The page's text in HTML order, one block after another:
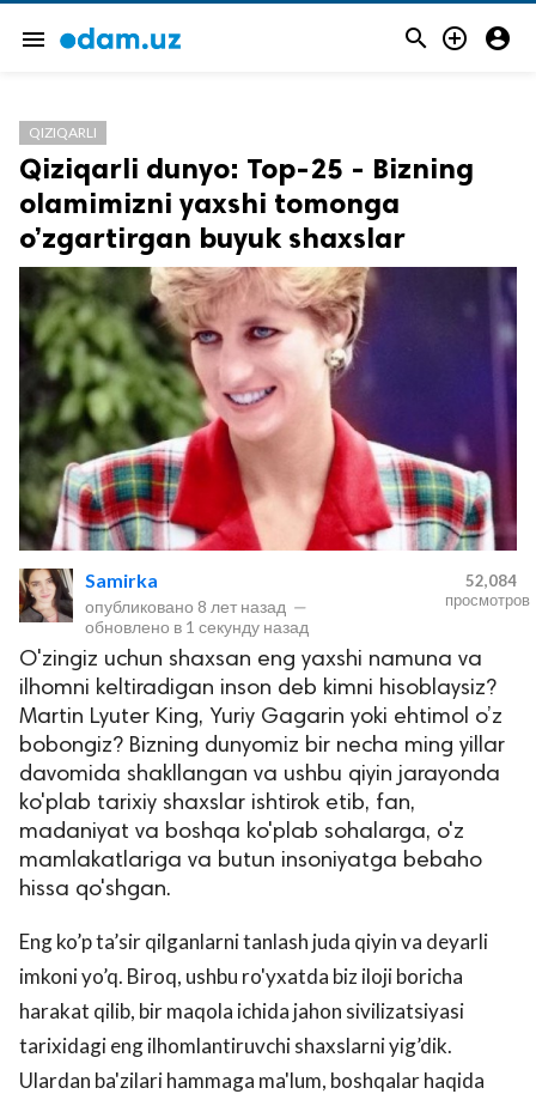
menu   
защищены.
QIZIQARLI
Qiziqarli dunyo: Top-25 - Bizning
olamimizni yaxshi tomonga
o’zgartirgan buyuk shaxslar
Samirka
опубликовано 8 лет назад —
обновлено в 1 секунду назад
52,084
просмотров
O'zingiz uchun shaxsan eng yaxshi namuna va
ilhomni keltiradigan inson deb kimni hisoblaysiz?
Martin Lyuter King, Yuriy Gagarin yoki ehtimol o’z
bobongiz? Bizning dunyomiz bir necha ming yillar
davomida shakllangan va ushbu qiyin jarayonda
ko'plab tarixiy shaxslar ishtirok etib, fan,
madaniyat va boshqa ko'plab sohalarga, o'z
mamlakatlariga va butun insoniyatga bebaho
hissa qo'shgan.
Eng ko’p ta’sir qilganlarni tanlash juda qiyin va deyarli
imkoni yo’q. Biroq, ushbu ro'yxatda biz iloji boricha
harakat qilib, bir maqola ichida jahon sivilizatsiyasi
tarixidagi eng ilhomlantiruvchi shaxslarni yig’dik.
Ulardan ba'zilari hammaga ma'lum, boshqalar haqida